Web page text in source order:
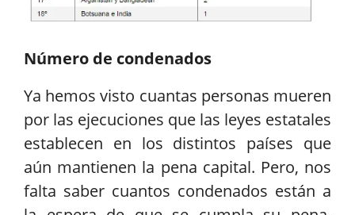
Número de condenados
Ya hemos visto cuantas personas mueren
por las ejecuciones que las leyes estatales
establecen en los distintos países que
aún mantienen la pena capital. Pero, nos
falta saber cuantos condenados están a